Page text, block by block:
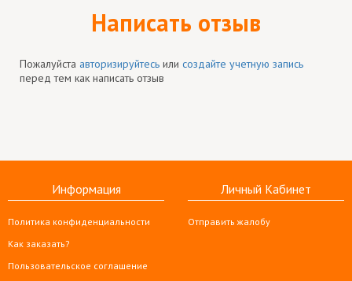
Написать отзыв
Пожалуйста авторизируйтесь или создайте учетную запись
перед тем как написать отзыв
Информация
Политика конфиденциальности
Как заказать?
Пользовательское соглашение
Личный Кабинет
Отправить жалобу